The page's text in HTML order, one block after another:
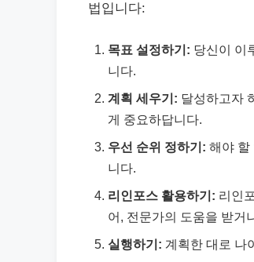
법입니다:
목표 설정하기: 당신이 이
니다.
계획 세우기: 달성하고자
게 중요하답니다.
우선 순위 정하기: 해야 할
니다.
리인포스 활용하기: 리인
어, 전문가의 도움을 받거
실행하기: 계획한 대로 나